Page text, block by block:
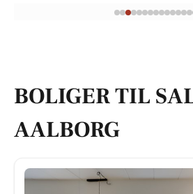
BOLIGER TIL
AALBORG